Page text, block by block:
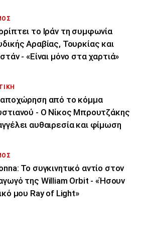
το Ιράν τη συμφωνία
Αραβίας, Τουρκίας και
- «Είναι μόνο στα χαρτιά»
από το κόμμα
- Ο Νίκος Μπρουτζάκης
αυθαιρεσία και φίμωση
Το συγκινητικό αντίο στον
της William Orbit - «Ήσουν
μου Ray of Light»